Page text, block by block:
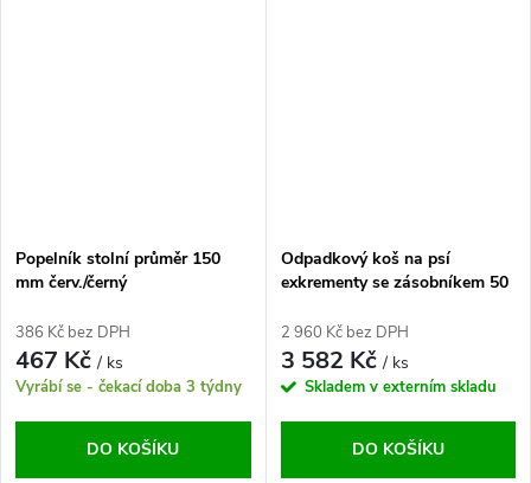
Popelník stolní průměr 150
mm červ./černý
386 Kč bez DPH
467 Kč/ ks
Vyrábí se - čekací doba 3 týdny
DO KOŠÍKU
Odpadkový koš na psí
exkrementy se zásobníkem 50
2 960 Kč bez DPH
3 582 Kč/ ks
Skladem v externím skladu
DO KOŠÍKU